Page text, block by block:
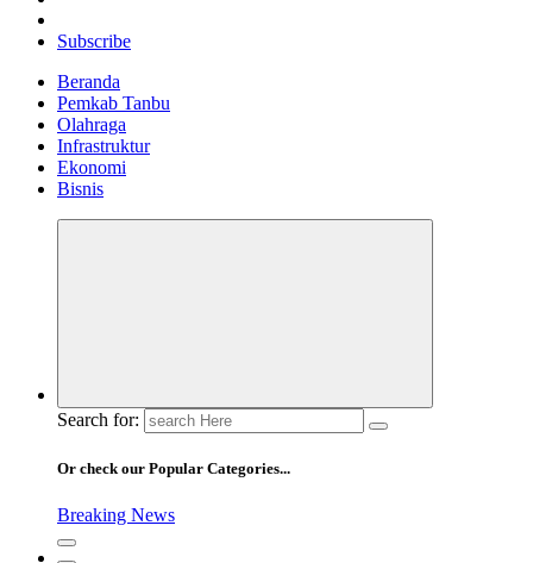
Subscribe
Beranda
Pemkab Tanbu
Olahraga
Infrastruktur
Ekonomi
Bisnis
Search for:
Or check our Popular Categories...
Breaking News